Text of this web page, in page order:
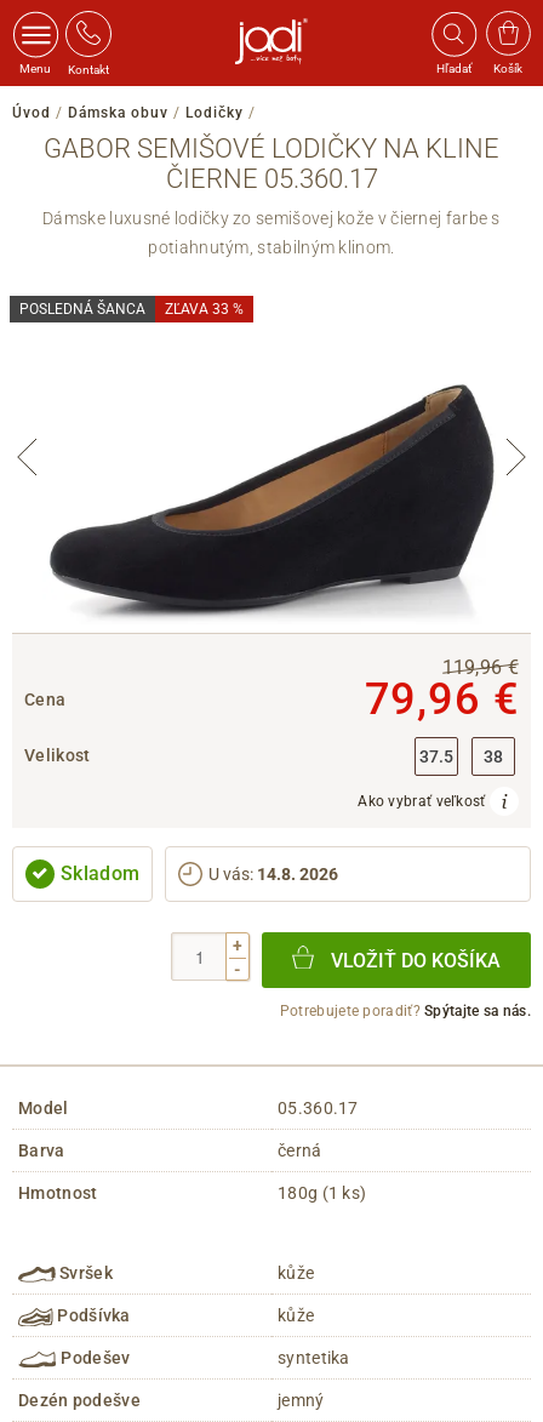
Menu Kontakt Hľadať Košík
Úvod / Dámska obuv / Lodičky /
GABOR SEMIŠOVÉ LODIČKY NA KLINE
ČIERNE 05.360.17
Dámske luxusné lodičky zo semišovej kože v čiernej farbe s
potiahnutým, stabilným klinom.
POSLEDNÁ ŠANCA ZĽAVA 33 %
Cena
119,96 €
79,96 €
Velikost 37.5 38
Ako vybrať veľkosť
Skladom U vás: 14.8. 2026
+
-
VLOŽIŤ DO KOŠÍKA
Potrebujete poradiť?Spýtajte sa nás.
Model 05.360.17
Barva černá
Hmotnost 180g (1 ks)
Svršek kůže
Podšívka kůže
Podešev syntetika
Dezén podešve jemný